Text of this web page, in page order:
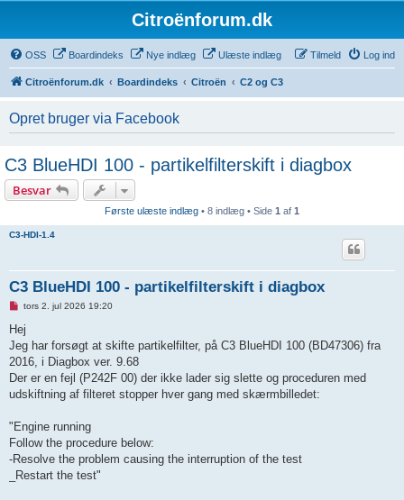
Citroënforum.dk
OSS Boardindeks Nye indlæg Ulæste indlæg Log ind
Tilmeld
Citroënforum.dk Boardindeks Citroën C2 og C3
Opret bruger via Facebook
C3 BlueHDI 100 - partikelfilterskift i diagbox
Besvar
Første ulæste indlæg • 8 indlæg • Side 1 af 1
C3-HDI-1.4
C3 BlueHDI 100 - partikelfilterskift i diagbox
U
æ
s
t
i
d
l
tors 2. jul 2026 19:20
Hej
Jeg har forsøgt at skifte partikelfilter, på C3 BlueHDI 100 (BD47306) fra
2016, i Diagbox ver. 9.68
Der er en fejl (P242F 00) der ikke lader sig slette og proceduren med
udskiftning af filteret stopper hver gang med skærmbilledet:
"Engine running
Follow the procedure below:
-Resolve the problem causing the interruption of the test
_Restart the test"